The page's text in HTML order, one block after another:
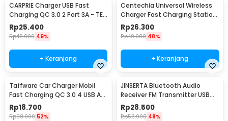
CARPRIE Charger USB Fast
Charging QC 3.0 2 Port 3A - TE-
820
Rp25.400
Rp48.900 49%
+ Keranjang
Centechia Universal Wireless
Charger Fast Charging Station
Base 2A 10W - K8
Rp26.300
Rp49.900 48%
+ Keranjang
Taffware Car Charger Mobil
Fast Charging QC 3.0 4 USB A
Port 7A 35W - BK-358
Rp18.700
Rp38.900 52%
JINSERTA Bluetooth Audio
Receiver FM Transmitter USB
Charger - X8
Rp28.500
Rp53.900 48%